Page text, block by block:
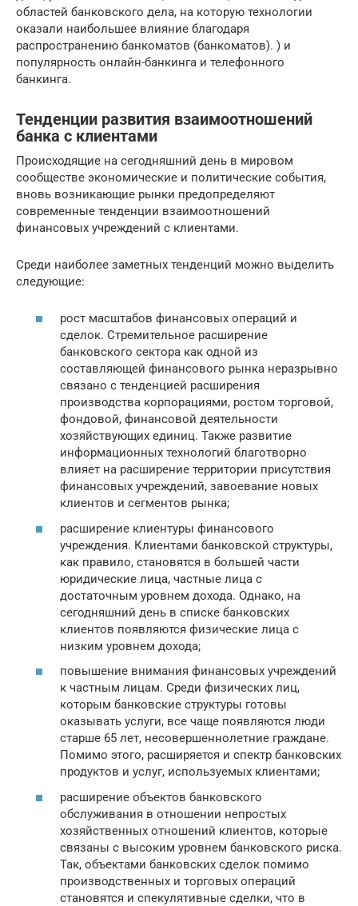
областей банковского дела, на которую технологии
оказали наибольшее влияние благодаря
распространению банкоматов (банкоматов). ) и
популярность онлайн-банкинга и телефонного
банкинга.
Тенденции развития взаимоотношений
банка с клиентами
Происходящие на сегодняшний день в мировом
сообществе экономические и политические события,
вновь возникающие рынки предопределяют
современные тенденции взаимоотношений
финансовых учреждений с клиентами.
Среди наиболее заметных тенденций можно выделить
следующие:
рост масштабов финансовых операций и
сделок. Стремительное расширение
банковского сектора как одной из
составляющей финансового рынка неразрывно
связано с тенденцией расширения
производства корпорациями, ростом торговой,
фондовой, финансовой деятельности
хозяйствующих единиц. Также развитие
информационных технологий благотворно
влияет на расширение территории присутствия
финансовых учреждений, завоевание новых
клиентов и сегментов рынка;
расширение клиентуры финансового
учреждения. Клиентами банковской структуры,
как правило, становятся в большей части
юридические лица, частные лица с
достаточным уровнем дохода. Однако, на
сегодняшний день в списке банковских
клиентов появляются физические лица с
низким уровнем дохода;
повышение внимания финансовых учреждений
к частным лицам. Среди физических лиц,
которым банковские структуры готовы
оказывать услуги, все чаще появляются люди
старше 65 лет, несовершеннолетние граждане.
Помимо этого, расширяется и спектр банковских
продуктов и услуг, используемых клиентами;
расширение объектов банковского
обслуживания в отношении непростых
хозяйственных отношений клиентов, которые
связаны с высоким уровнем банковского риска.
Так, объектами банковских сделок помимо
производственных и торговых операций
становятся и спекулятивные сделки, что в